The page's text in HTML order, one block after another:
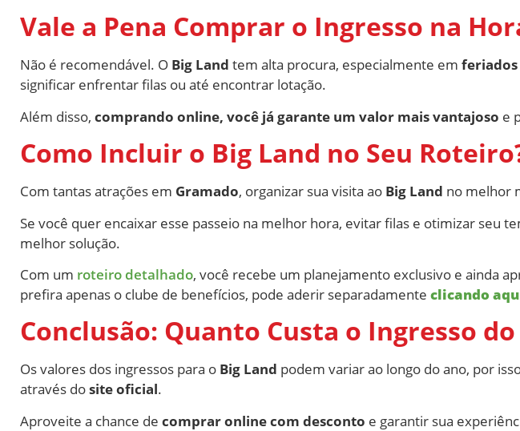
Vale a Pena Comprar o Ingresso na
Não é recomendável. O Big Land tem alta procura, especialmente em feriados
significar enfrentar filas ou até encontrar lotação.
Além disso, comprando online, você já garante um valor mais vantajoso e
Como Incluir o Big Land no Seu
Com tantas atrações em Gramado, organizar sua visita ao Big Land no melhor
Se você quer encaixar esse passeio na melhor hora, evitar filas e otimizar seu
melhor solução.
Com um roteiro detalhado, você recebe um planejamento exclusivo e ainda
prefira apenas o clube de benefícios, pode aderir separadamente clicando
Conclusão: Quanto Custa o Ingresso
Os valores dos ingressos para o Big Land podem variar ao longo do ano, por
através dosite oficial.
Aproveite a chance de comprar online com desconto e garantir sua